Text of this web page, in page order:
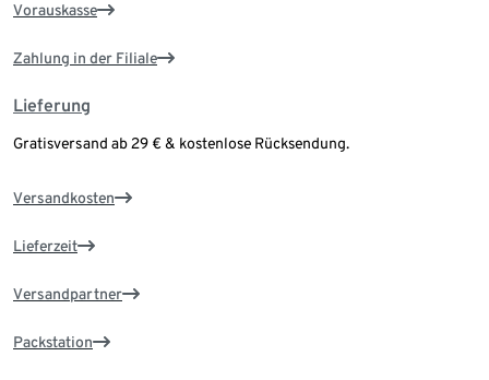
Vorauskasse
Zahlung in der Filiale
Lieferung
Gratisversand ab 29 € & kostenlose Rücksendung.
Versandkosten
Lieferzeit
Versandpartner
Packstation